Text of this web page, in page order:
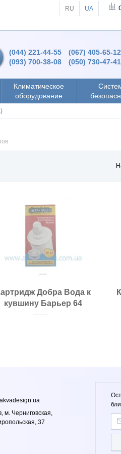
RU UA
(044) 221-44-55
(093) 700-38-08
(067) 405-65-12
(050) 730-47-41
Климатическое
оборудование
Добра Вода к
кувшину Барьер 64
м. Черниговская,
37